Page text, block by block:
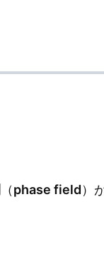
（phase field）